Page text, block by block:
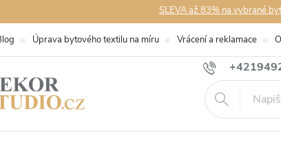
SLEVA až 83% na vybrané
Úprava bytového textilu na míru Vrácení a reklamace